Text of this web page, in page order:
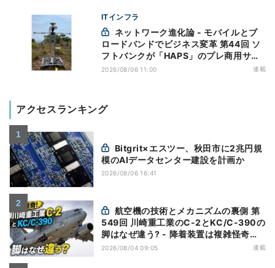
ITインフラ
ロードバンドでビジネス変革 第44回 ソ
フトバンクが「HAPS」のプレ商用サー
ビス開始を表明、本格的な商用展開のめ
2026/08/06 11:00 連載
アクセスランキング
模のAIデータセンター建設を計画か
2026/08/06 16:41
549回 川崎重工業のC-2とKC/C-390の
脚はなぜ違う? - 降着装置は複雑怪奇
(5)|軍用輸送機(10)
2026/08/04 09:05 連載